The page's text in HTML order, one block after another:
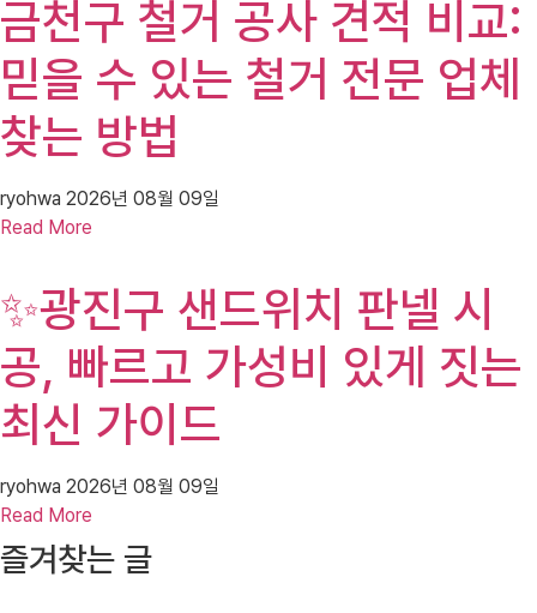
금천구 철거 공사 견적 비교:
믿을 수 있는 철거 전문 업체
찾는 방법
ryohwa 2026년 08월 09일
Read More
✨광진구 샌드위치 판넬 시
공, 빠르고 가성비 있게 짓는
최신 가이드
ryohwa 2026년 08월 09일
Read More
즐겨찾는 글